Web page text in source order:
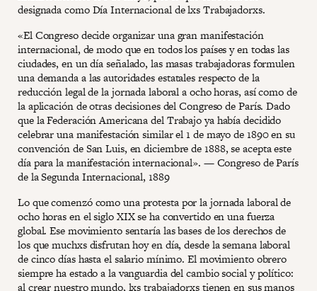
designada como Día Internacional de lxs Trabajadorxs.
«El Congreso decide organizar una gran manifestación
internacional, de modo que en todos los países y en todas las
ciudades, en un día señalado, las masas trabajadoras formulen
una demanda a las autoridades estatales respecto de la
reducción legal de la jornada laboral a ocho horas, así como de
la aplicación de otras decisiones del Congreso de París. Dado
que la Federación Americana del Trabajo ya había decidido
celebrar una manifestación similar el 1 de mayo de 1890 en su
convención de San Luis, en diciembre de 1888, se acepta este
día para la manifestación internacional». — Congreso de París
de la Segunda Internacional, 1889
Lo que comenzó como una protesta por la jornada laboral de
ocho horas en el siglo XIX se ha convertido en una fuerza
global. Ese movimiento sentaría las bases de los derechos de
los que muchxs disfrutan hoy en día, desde la semana laboral
de cinco días hasta el salario mínimo. El movimiento obrero
siempre ha estado a la vanguardia del cambio social y político:
al crear nuestro mundo, lxs trabajadorxs tienen en sus manos